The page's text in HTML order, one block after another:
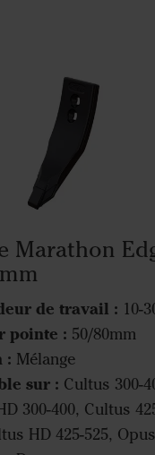
Marathon
de travail : 10-
pointe : 50/80mm
: Mélange
sur : Cultus 300-
300-400, Cultus
HD 425-525,